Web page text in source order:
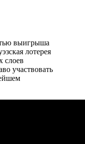
выигрыша
лотерея
слоев
участвовать